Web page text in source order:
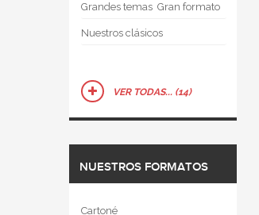
Grandes temas  Gran formato
Nuestros clásicos
VER TODAS... (14)
NUESTROS FORMATOS
Cartoné